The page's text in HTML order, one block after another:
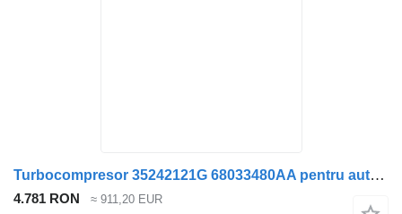
Turbocompresor 35242121G 68033480AA pentru automobil Jeep Cherokee Dodge Nitro 2.8CRD
4.781 RON ≈ 911,20 EUR